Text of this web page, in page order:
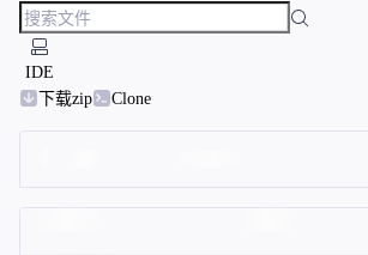
IDE
下载zip
Clone